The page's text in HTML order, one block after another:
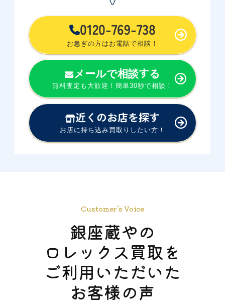
円
ロレックス GMTマスター 黒
ベゼル 91番 16750
未使用品
円
円
中古品
円
デイトジャスト41
Ref.126334G
円
未使用品
円
中古品
円
デイトナ 116528
円
円
エクスプローラーI 214270
未使用品
円
中古品
未使用品
円
中古品
0120-769-738
お急ぎの方はお電話で相談！
メールで相談する
無料査定も大歓迎！簡単30秒で相談！
近くのお店を探す
お店に持ち込み買取りしたい方！
Customer’s Voice
銀座蔵やの
ロレックス買取を
ご利用いただいた
お客様の声